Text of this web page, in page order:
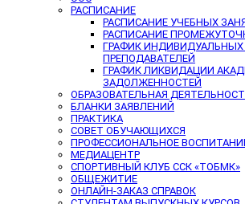
РАСПИСАНИЕ
РАСПИСАНИЕ УЧЕБНЫХ
РАСПИСАНИЕ
ГРАФИК ИНДИВИДУАЛЬНЫХ
ПРЕПОДАВАТЕЛЕЙ
ГРАФИК ЛИКВИДАЦИИ
ЗАДОЛЖЕННОСТЕЙ
ОБРАЗОВАТЕЛЬНАЯ
БЛАНКИ ЗАЯВЛЕНИЙ
ПРАКТИКА
СОВЕТ ОБУЧАЮЩИХСЯ
ПРОФЕССИОНАЛЬНОЕ
МЕДИАЦЕНТР
СПОРТИВНЫЙ КЛУБ ССК «ТОБМК»
ОБЩЕЖИТИЕ
ОНЛАЙН-ЗАКАЗ СПРАВОК